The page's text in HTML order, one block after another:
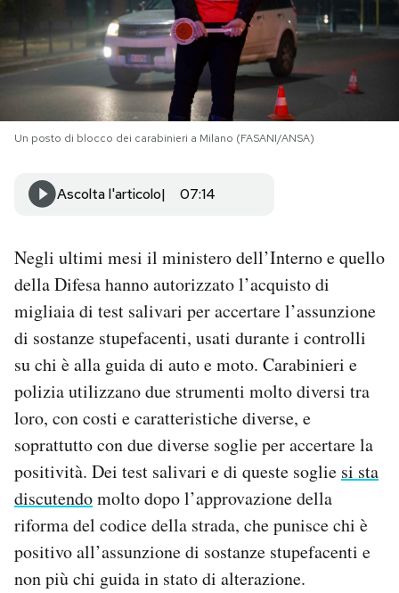
NEWSLETTER
I MIEI PREFERITI
SHOP
CALENDARIO
AREA PERSONALE
Notifiche mobile
Regala il Post
Hai bisogno di aiuto?
Esci
Un posto di blocco dei carabinieri a Milano (FASANI/ANSA)
Ascolta l'articolo 07:14
Negli ultimi mesi il ministero dell’Interno e quello
della Difesa hanno autorizzato l’acquisto di
migliaia di test salivari per accertare l’assunzione
di sostanze stupefacenti, usati durante i controlli
su chi è alla guida di auto e moto. Carabinieri e
polizia utilizzano due strumenti molto diversi tra
loro, con costi e caratteristiche diverse, e
soprattutto con due diverse soglie per accertare la
positività. Dei test salivari e di queste soglie si sta
discutendomolto dopo l’approvazione della
riforma del codice della strada, che punisce chi è
positivo all’assunzione di sostanze stupefacenti e
non più chi guida in stato di alterazione.